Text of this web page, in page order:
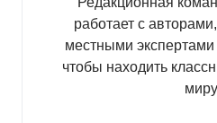
работает с
местными
чтобы находить